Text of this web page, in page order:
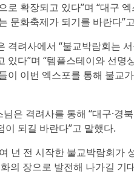
로 확장되고 있다”며 “대구
문화축제가 되기를 바란다”
격려사에서 “불교박람회는
있다”며 “템플스테이와 선
이 이번 엑스포를 통해 불
은 격려사를 통해 “대구·경
되길 바란다”고 말했다.
년 전 시작한 불교박람회가
의 장으로 발전해 나가길 기